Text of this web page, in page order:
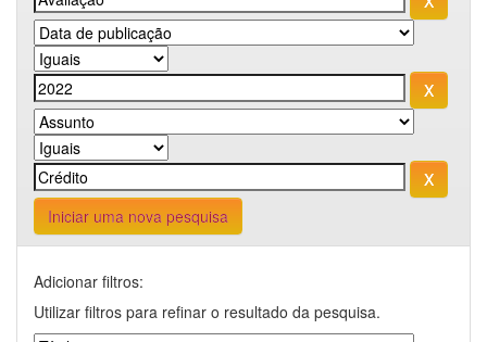
Iniciar uma nova pesquisa
Adicionar filtros:
Utilizar filtros para refinar o resultado da pesquisa.